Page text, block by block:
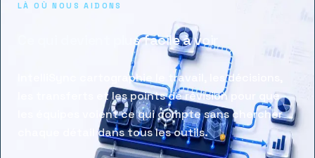
LÀ OÙ NOUS AIDONS
Ce qui devient plus facile à voir
IntelliSync cartographie le travail, les décisions,
les transferts et les points de révision pour que
les équipes voient ce qui compte sans chercher
chaque détail dans tous les outils.